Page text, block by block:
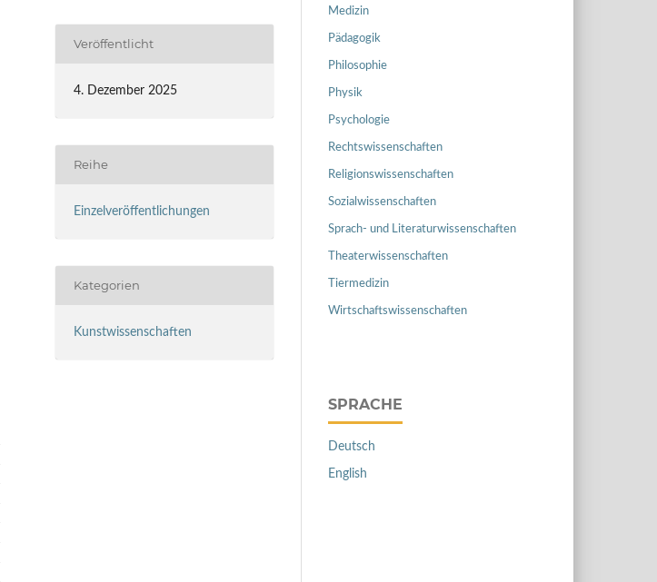
Veröffentlicht
4. Dezember 2025
Reihe
Einzelveröffentlichungen
Kategorien
Kunstwissenschaften
Medizin
Pädagogik
Philosophie
Physik
Psychologie
Rechtswissenschaften
Religionswissenschaften
Sozialwissenschaften
Sprach- und Literaturwissenschaften
Theaterwissenschaften
Tiermedizin
Wirtschaftswissenschaften
SPRACHE
Deutsch
English